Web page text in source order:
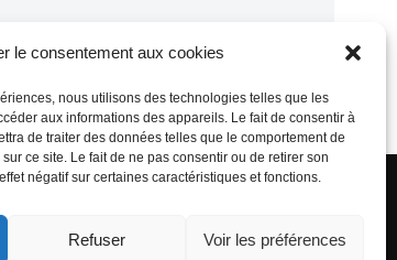
le consentement aux cookies
nous utilisons des technologies telles que les
aux informations des appareils. Le fait de consentir à
de traiter des données telles que le comportement de
ce site. Le fait de ne pas consentir ou de retirer son
négatif sur certaines caractéristiques et fonctions.
Refuser Voir les préférences
Tambour de Ville avec Wordpress.